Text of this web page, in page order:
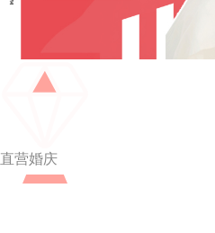
直营婚庆